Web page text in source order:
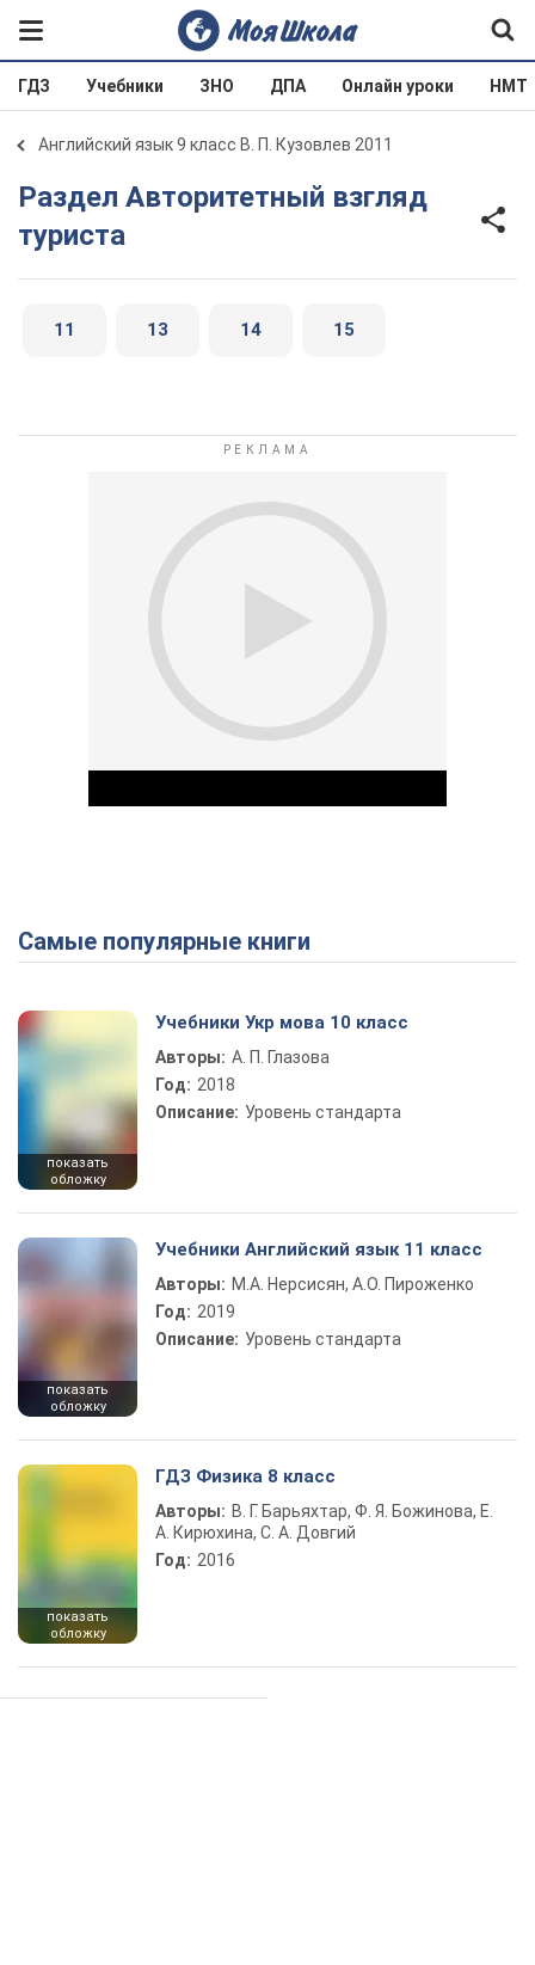
ГДЗ Учебники ЗНО ДПА Онлайн уроки НМТ
Английский язык 9 класс В. П. Кузовлев 2011
Раздел Авторитетный взгляд
туриста
11 13 14 15
Play Video
Самые популярные книги
показать
обложку
Учебники Укр мова 10 класс
Авторы: А. П. Глазова
Год: 2018
Описание: Уровень стандарта
показать
обложку
Учебники Английский язык 11 класс
Авторы: М.А. Нерсисян, А.О. Пироженко
Год: 2019
Описание: Уровень стандарта
показать
обложку
ГДЗ Физика 8 класс
Авторы: В. Г. Барьяхтар, Ф. Я. Божинова, Е.
А. Кирюхина, С. А. Довгий
Год: 2016